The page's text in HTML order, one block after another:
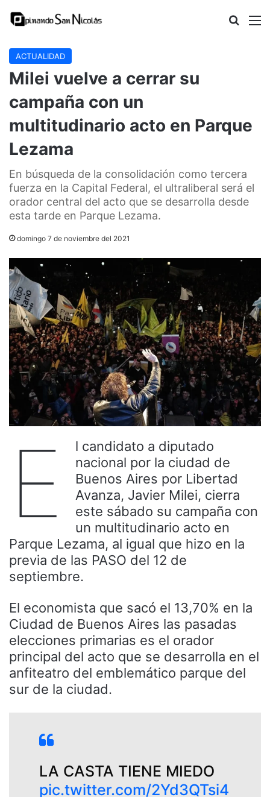
Buscar
ACTUALIDAD
Milei vuelve a cerrar su
campaña con un
multitudinario acto en Parque
Lezama
En búsqueda de la consolidación como tercera
fuerza en la Capital Federal, el ultraliberal será el
orador central del acto que se desarrolla desde
esta tarde en Parque Lezama.
domingo 7 de noviembre del 2021
E
l candidato a diputado
nacional por la ciudad de
Buenos Aires por Libertad
Avanza, Javier Milei, cierra
este sábado su campaña con
un multitudinario acto en
Parque Lezama, al igual que hizo en la
previa de las PASO del 12 de
septiembre.
El economista que sacó el 13,70% en la
Ciudad de Buenos Aires las pasadas
elecciones primarias es el orador
principal del acto que se desarrolla en el
anfiteatro del emblemático parque del
sur de la ciudad.
LA CASTA TIENE MIEDO
pic.twitter.com/2Yd3QTsi4